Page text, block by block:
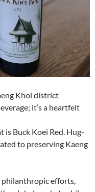
Khoi district
it’s a heartfelt
Buck Koei Red. Hug-
to preserving Kaeng
efforts,